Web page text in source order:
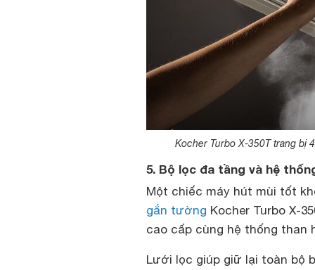
Kocher Turbo X-350T trang bị
5. Bộ lọc đa tầng và hệ
Một chiếc máy hút mùi tốt
gắn tường Kocher Turbo X-
cao cấp cùng hệ thống than
Lưới lọc giúp giữ lại toàn bộ